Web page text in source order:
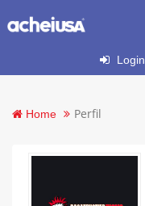
Login
Home Perfil